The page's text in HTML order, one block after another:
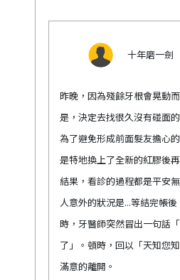
十年磨一劍
昨晚，因為殘餘牙根會晃動
是，決定去找很久沒有碰面
為了避免形成前面髮友擔心
是特地換上了全新的紅膠後再
結果，看診的過程都是平安
人意外的狀況是...等結完帳
時，牙醫師突然冒出一句話
了」。頓時，回以「天知您
滿意的離開。